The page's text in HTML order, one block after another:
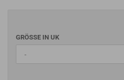
GRÖSSE IN UK